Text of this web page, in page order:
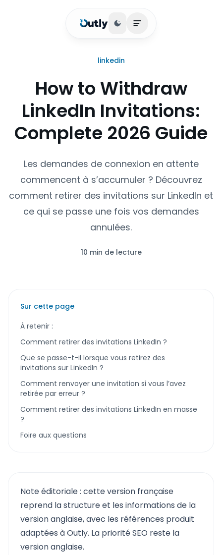
Basculer le thème
Ouvrir le menu
linkedin
How to Withdraw
LinkedIn Invitations:
Complete 2026 Guide
Les demandes de connexion en attente
commencent à s’accumuler ? Découvrez
comment retirer des invitations sur LinkedIn et
ce qui se passe une fois vos demandes
annulées.
10 min de lecture
Sur cette page
À retenir :
Comment retirer des invitations LinkedIn ?
Que se passe-t-il lorsque vous retirez des
invitations sur LinkedIn ?
Comment renvoyer une invitation si vous l’avez
retirée par erreur ?
Comment retirer des invitations LinkedIn en masse
?
Foire aux questions
Note éditoriale : cette version française
reprend la structure et les informations de la
version anglaise, avec les références produit
adaptées à Outly. La priorité SEO reste la
version anglaise.